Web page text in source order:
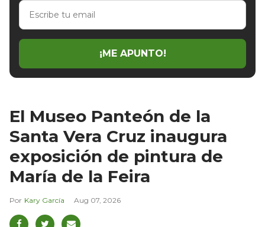
Escribe
email
¡ME APUNTO!
El Museo Panteón de la
Santa Vera Cruz inaugura
exposición de pintura de
María de la Feira
Kary García Aug 07, 2026